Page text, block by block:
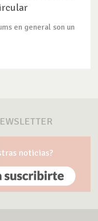
en general son un
noticias?